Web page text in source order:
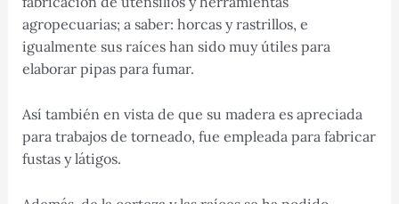
agropecuarias; a saber: horcas y rastrillos, e
igualmente sus raíces han sido muy útiles para
elaborar pipas para fumar.
Así también en vista de que su madera es apreciada
para trabajos de torneado, fue empleada para fabricar
fustas y látigos.